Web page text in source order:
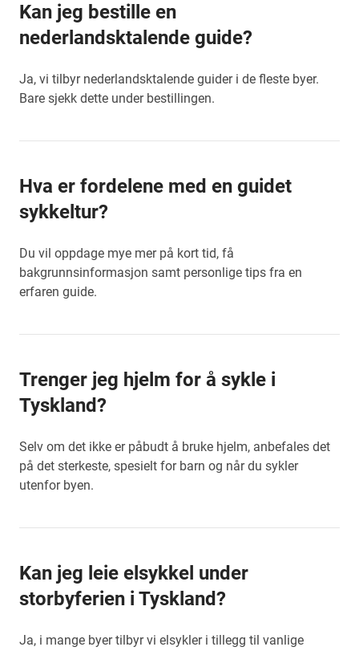
Kan jeg bestille en
nederlandsktalende guide?
Ja, vi tilbyr nederlandsktalende guider i de fleste byer.
Bare sjekk dette under bestillingen.
Hva er fordelene med en guidet
sykkeltur?
Du vil oppdage mye mer på kort tid, få
bakgrunnsinformasjon samt personlige tips fra en
erfaren guide.
Trenger jeg hjelm for å sykle i
Tyskland?
Selv om det ikke er påbudt å bruke hjelm, anbefales det
på det sterkeste, spesielt for barn og når du sykler
utenfor byen.
Kan jeg leie elsykkel under
storbyferien i Tyskland?
Ja, i mange byer tilbyr vi elsykler i tillegg til vanlige